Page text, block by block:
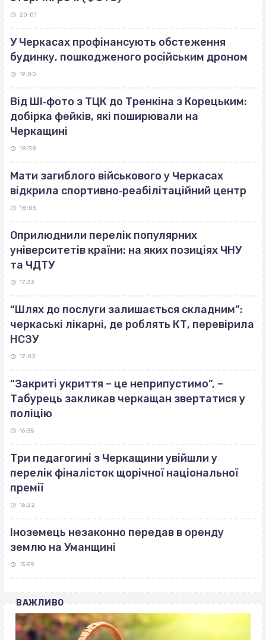
20:01
У Черкасах профінансують обстеження
будинку, пошкодженого російським дроном
19:00
Від ШІ‐фото з ТЦК до Тренкіна з Корецьким:
добірка фейків, які поширювали на
Черкащині
18:38
Мати загиблого військового у Черкасах
відкрила спортивно‐реабілітаційний центр
18:05
Оприлюднили перелік популярних
університетів країни: на яких позиціях ЧНУ
та ЧДТУ
17:33
“Шлях до послуги залишається складним”:
черкаські лікарні, де роблять КТ, перевірила
НСЗУ
17:02
“Закриті укриття – це неприпустимо”, –
Табурець закликав черкащан звертатися у
поліцію
16:35
Три педагогині з Черкащини увійшли у
перелік фіналісток щорічної національної
премії
16:22
Іноземець незаконно передав в оренду
землю на Уманщині
15:59
ВАЖЛИВО